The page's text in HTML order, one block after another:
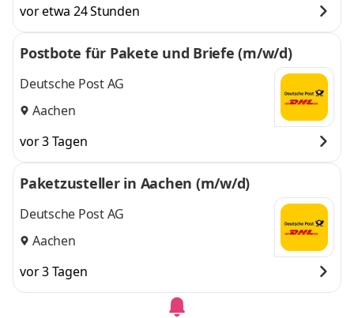
vor etwa 24 Stunden
Postbote für Pakete und Briefe (m/w/d)
Deutsche Post AG
Aachen
vor 3 Tagen
Paketzusteller in Aachen (m/w/d)
Deutsche Post AG
Aachen
vor 3 Tagen